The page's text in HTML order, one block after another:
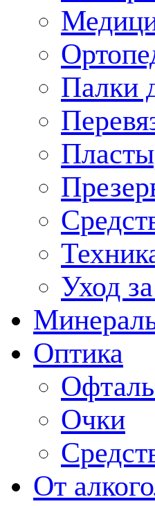
Палки
Уход
Оптика
Очки
От